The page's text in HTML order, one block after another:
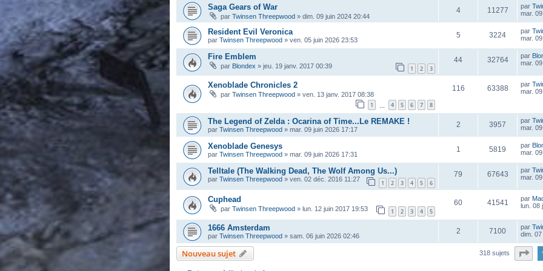
Saga Gears of War
par Twinsen Threepwood » dim. 09 juin 2024 20:44
4 11277 par
mar.
Resident Evil Veronica
par Twinsen Threepwood » ven. 05 juin 2026 23:53
5 3224 par
mar.
Fire Emblem
par Blondex » jeu. 19 janv. 2017 00:39 1 2 3
44 32764 par
mar.
Xenoblade Chronicles 2
par Twinsen Threepwood » ven. 13 janv. 2017 08:38
1 4 5 6 7 8
116 63388 par
mar.
The Legend of Zelda : Ocarina of Time...Le REMAKE !
par Twinsen Threepwood » mar. 09 juin 2026 17:17
2 3957 par
mar.
Xenoblade Genesys
par Twinsen Threepwood » mar. 09 juin 2026 17:31
1 5819 par
mar.
Telltale (The Walking Dead, The Wolf Among Us...)
par Twinsen Threepwood » ven. 02 déc. 2016 11:27 1 2 3 4 5 6
79 67643 par
mar.
Cuphead
par Twinsen Threepwood » lun. 12 juin 2017 19:53 1 2 3 4 5
60 41541 par
lun. 08
1666 Amsterdam
par Twinsen Threepwood » sam. 06 juin 2026 02:46
2 7100 par
dim.
Nouveau sujet 318 sujets